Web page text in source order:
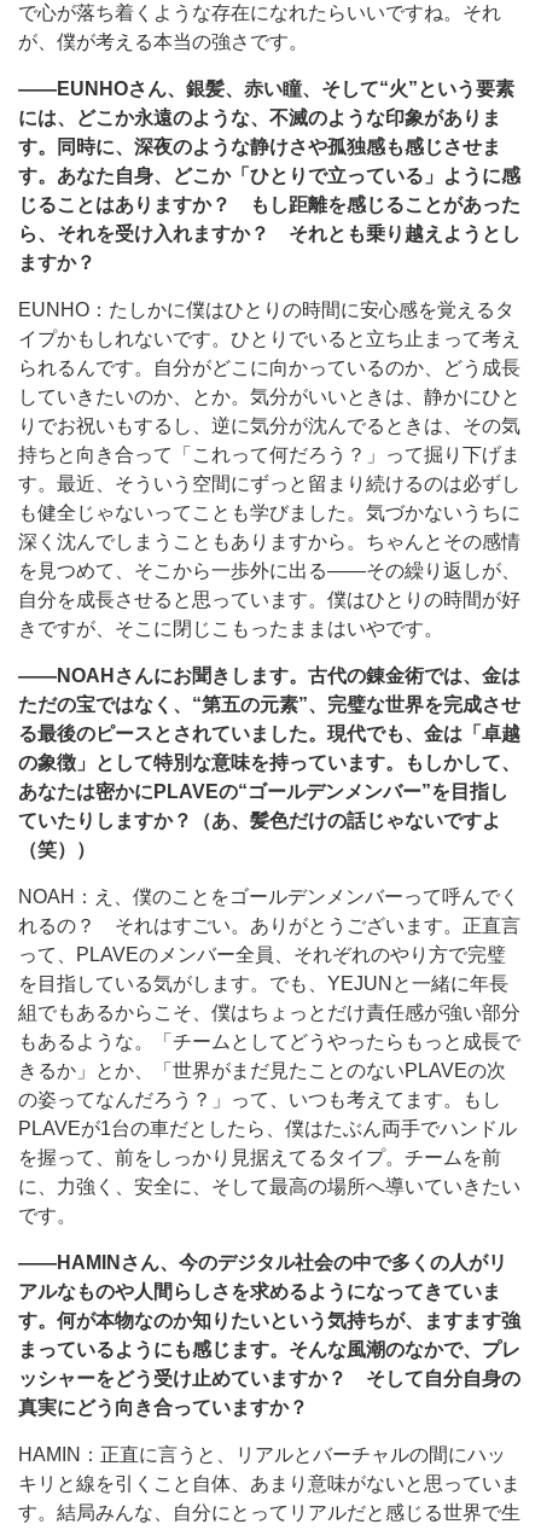
で心が落ち着くような存在になれたらいいですね。それ
が、僕が考える本当の強さです。
――EUNHOさん、銀髪、赤い瞳、そして“火”という要素
には、どこか永遠のような、不滅のような印象がありま
す。同時に、深夜のような静けさや孤独感も感じさせま
す。あなた自身、どこか「ひとりで立っている」ように感
じることはありますか？ もし距離を感じることがあった
ら、それを受け入れますか？ それとも乗り越えようとし
ますか？
EUNHO：たしかに僕はひとりの時間に安心感を覚えるタ
イプかもしれないです。ひとりでいると立ち止まって考え
られるんです。自分がどこに向かっているのか、どう成長
していきたいのか、とか。気分がいいときは、静かにひと
りでお祝いもするし、逆に気分が沈んでるときは、その気
持ちと向き合って「これって何だろう？」って掘り下げま
す。最近、そういう空間にずっと留まり続けるのは必ずし
も健全じゃないってことも学びました。気づかないうちに
深く沈んでしまうこともありますから。ちゃんとその感情
を見つめて、そこから一歩外に出る――その繰り返しが、
自分を成長させると思っています。僕はひとりの時間が好
きですが、そこに閉じこもったままはいやです。
――NOAHさんにお聞きします。古代の錬金術では、金は
ただの宝ではなく、“第五の元素”、完璧な世界を完成させ
る最後のピースとされていました。現代でも、金は「卓越
の象徴」として特別な意味を持っています。もしかして、
あなたは密かにPLAVEの“ゴールデンメンバー”を目指し
ていたりしますか？（あ、髪色だけの話じゃないですよ
（笑））
NOAH：え、僕のことをゴールデンメンバーって呼んでく
れるの？ それはすごい。ありがとうございます。正直言
って、PLAVEのメンバー全員、それぞれのやり方で完璧
を目指している気がします。でも、YEJUNと一緒に年長
組でもあるからこそ、僕はちょっとだけ責任感が強い部分
もあるような。「チームとしてどうやったらもっと成長で
きるか」とか、「世界がまだ見たことのないPLAVEの次
の姿ってなんだろう？」って、いつも考えてます。もし
PLAVEが1台の車だとしたら、僕はたぶん両手でハンドル
を握って、前をしっかり見据えてるタイプ。チームを前
に、力強く、安全に、そして最高の場所へ導いていきたい
です。
――HAMINさん、今のデジタル社会の中で多くの人がリ
アルなものや人間らしさを求めるようになってきていま
す。何が本物なのか知りたいという気持ちが、ますます強
まっているようにも感じます。そんな風潮のなかで、プレ
ッシャーをどう受け止めていますか？ そして自分自身の
真実にどう向き合っていますか？
HAMIN：正直に言うと、リアルとバーチャルの間にハッ
キリと線を引くこと自体、あまり意味がないと思っていま
す。結局みんな、自分にとってリアルだと感じる世界で生